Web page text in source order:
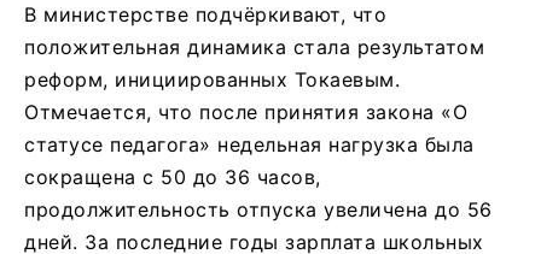
В министерстве подчёркивают, что
положительная динамика стала результатом
реформ, инициированных Токаевым.
Отмечается, что после принятия закона «О
статусе педагога» недельная нагрузка была
сокращена с 50 до 36 часов,
продолжительность отпуска увеличена до 56
дней. За последние годы зарплата школьных